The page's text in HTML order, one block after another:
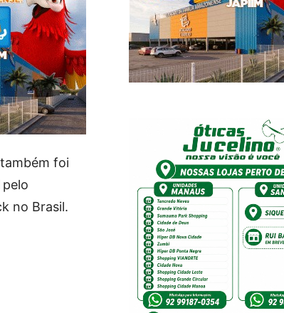
foi
no Brasil.